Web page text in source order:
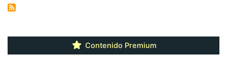
Contenido Premium